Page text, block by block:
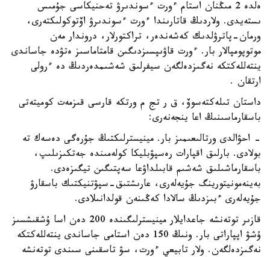
ەلدە 2 مىڭنان استام ءورت ءسوندىرۋ تەحنيكاسى جۇمىس
ىستەيدى. ولاردىڭ قاتارىندا ءورت ءسوندىرۋ اۆتوكولىكتەرى،
ورمان-پاترۋلدىك كەشەندەر، تراكتورلار، دروندار مەن
موتوپومپالار بار. ءورت قاۋىپسىزدىگىن قامتاماسىز ەتۋدە جاساندى
ينتەللەكتكە نەگىزدەلگەن سيفرلىق شەشىمدەردىڭ دە ءرولى
ارتقان .
داستان تىلەكتەسوۆ، ق ر تج م ورتكە قارسى قىزمەت كوميتەتى
باسقارماسىنىڭ اعا ينجەنەرى:
- احۋالدى ورتالىعىمىز بار. مينيسترلىكتىڭ جۇرەگى دەسەك تە
بولادى. بارلىق اقپارات رەسپۋبليكا كولەمىندە جەتكىزىلىپ،
باسقارماشىلىق شەشىم قابىلداۋعا سەپتىگىن تيگىزەدى.
بەينەمونيتورينگ جۇيەلەرى، عارىشتىق-سپۋتنيكتىك باسقارۋ
جۇيەلەرى ءبىزدىڭ سالادا كەڭىنەن قولدانىلادى.
قازىر توتەنشە جاعدايلار مينيسترلىگىندە 200 دەن اسا ۇشقىشسىز
ۇشۋ اپپاراتى بار. ونىڭ 150 دەن استامى جاساندى ينتەللەكتكە
نەگىزدەلگەن. ولار تابيعي ءورت، سۋ تاسقىنى سىندى توتەنشە